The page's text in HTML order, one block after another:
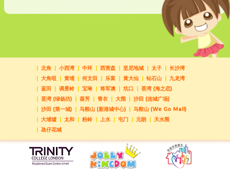
北角 小西湾 中环 西营盘 坚尼地城 太子
长沙湾
大角咀
黄埔 何文田 乐富 黄大仙 钻石山
九龙湾
蓝田
调景岭 宝琳 将军澳 坑口
荃湾 (海之恋)
荃湾 (绿杨坊)
葵芳 青衣 大围
沙田 (连城广场)
沙田 (第一城)
马鞍山 (新港城中心)
马鞍山 (We Go Mall)
大埔墟
太和 粉岭 上水 屯门 元朗
天水围
氹仔花城